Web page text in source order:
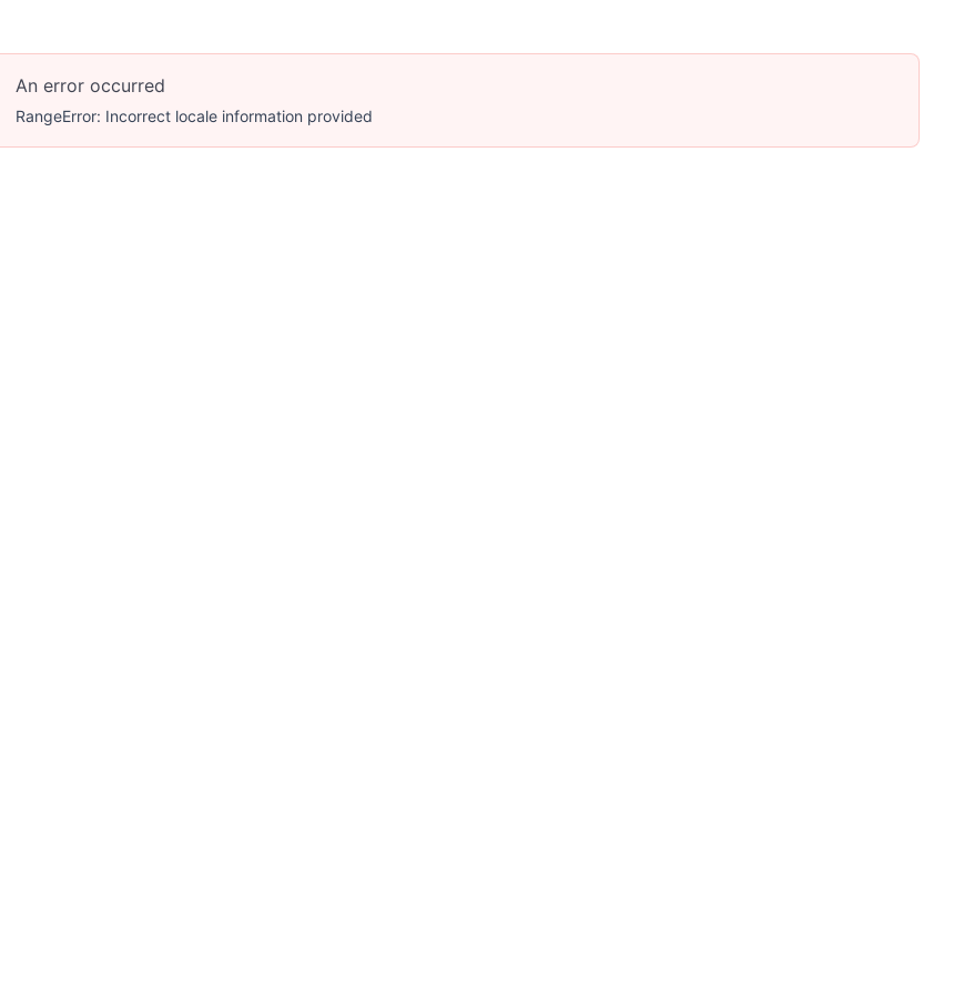
An error occurred
RangeError: Incorrect locale information provided